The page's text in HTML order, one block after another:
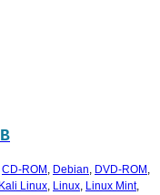
CD-ROM , Debian, DVD-ROM ,
Kali Linux, Linux, Linux Mint,